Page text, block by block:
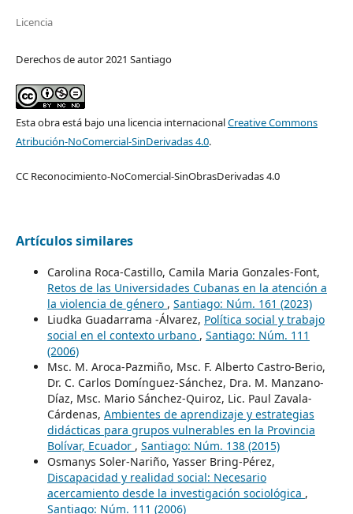
Licencia
Derechos de autor 2021 Santiago
Esta obra está bajo una licencia internacionalCreative Commons
Atribución-NoComercial-SinDerivadas 4.0.
CC Reconocimiento-NoComercial-SinObrasDerivadas 4.0
Artículos similares
Carolina Roca-Castillo, Camila Maria Gonzales-Font,
Retos de las Universidades Cubanas en la atención a
la violencia de género , Santiago: Núm. 161 (2023)
Liudka Guadarrama -Álvarez, Política social y trabajo
social en el contexto urbano , Santiago: Núm. 111
(2006)
Msc. M. Aroca-Pazmiño, Msc. F. Alberto Castro-Berio,
Dr. C. Carlos Domínguez-Sánchez, Dra. M. Manzano-
Díaz, Msc. Mario Sánchez-Quiroz, Lic. Paul Zavala-
Cárdenas, Ambientes de aprendizaje y estrategias
didácticas para grupos vulnerables en la Provincia
Bolívar, Ecuador , Santiago: Núm. 138 (2015)
Osmanys Soler-Nariño, Yasser Bring-Pérez,
Discapacidad y realidad social: Necesario
acercamiento desde la investigación sociológica ,
Santiago: Núm. 111 (2006)